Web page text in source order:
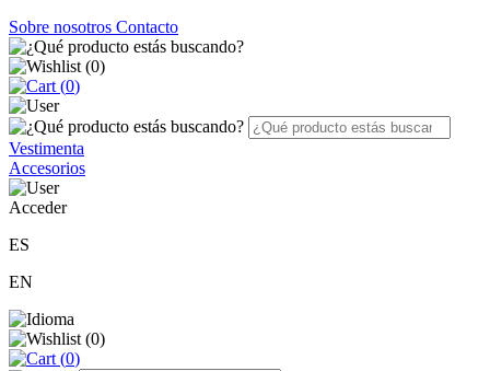
Sobre nosotros Contacto
(0)
(0)
Vestimenta
Accesorios
Acceder
ES
EN
(0)
(0)